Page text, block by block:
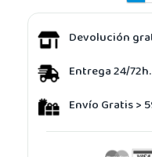
Devolución
Entrega 24/72h.
Envío Gratis >